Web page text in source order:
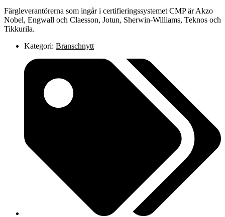
Färgleverantörerna som ingår i certifieringssystemet CMP är Akzo
Nobel, Engwall och Claesson, Jotun, Sherwin-Williams, Teknos och
Tikkurila.
Kategori: Branschnytt